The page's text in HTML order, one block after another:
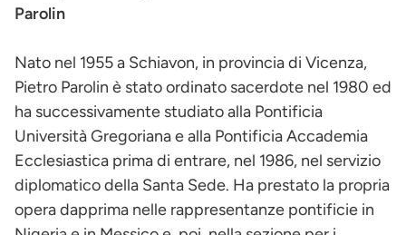
Parolin
Nato nel 1955 a Schiavon, in provincia di Vicenza,
Pietro Parolin è stato ordinato sacerdote nel 1980 ed
ha successivamente studiato alla Pontificia
Università Gregoriana e alla Pontificia Accademia
Ecclesiastica prima di entrare, nel 1986, nel servizio
diplomatico della Santa Sede. Ha prestato la propria
opera dapprima nelle rappresentanze pontificie in